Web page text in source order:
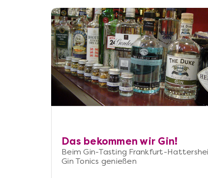
Das bekommen wir Gin!
Beim Gin-Tasting Frankfurt-
Gin Tonics genießen